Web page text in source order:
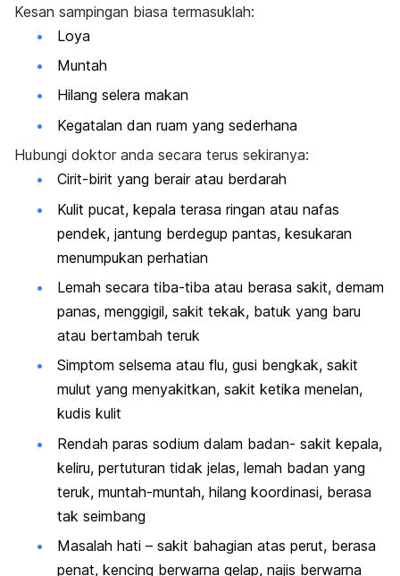
Kesan sampingan biasa termasuklah:
Loya
Muntah
Hilang selera makan
Kegatalan dan ruam yang sederhana
Hubungi doktor anda secara terus sekiranya:
Cirit-birit yang berair atau berdarah
Kulit pucat, kepala terasa ringan atau nafas
pendek, jantung berdegup pantas, kesukaran
menumpukan perhatian
Lemah secara tiba-tiba atau berasa sakit, demam
panas, menggigil, sakit tekak, batuk yang baru
atau bertambah teruk
Simptom selsema atau flu, gusi bengkak, sakit
mulut yang menyakitkan, sakit ketika menelan,
kudis kulit
Rendah paras sodium dalam badan- sakit kepala,
keliru, pertuturan tidak jelas, lemah badan yang
teruk, muntah-muntah, hilang koordinasi, berasa
tak seimbang
Masalah hati – sakit bahagian atas perut, berasa
penat, kencing berwarna gelap, najis berwarna